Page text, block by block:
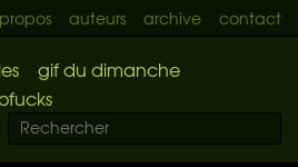
auteurs archive contact
gif du dimanche